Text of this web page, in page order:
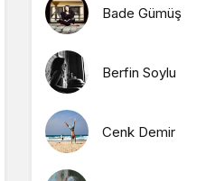
Bade Gümüş
Berfin Soylu
Cenk Demir